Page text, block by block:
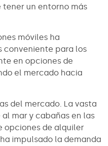
un entorno más
móviles ha
conveniente para los
en opciones de
el mercado hacia
del mercado. La vasta
mar y cabañas en las
opciones de alquiler
impulsado la demanda